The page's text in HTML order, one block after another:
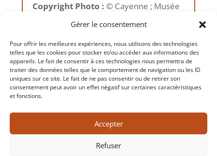
Gérer le consentement
Pour offrir les meilleures expériences, nous utilisons des technologies
telles que les cookies pour stocker et/ou accéder aux informations des
appareils. Le fait de consentir à ces technologies nous permettra de
traiter des données telles que le comportement de navigation ou les ID
uniques sur ce site. Le fait de ne pas consentir ou de retirer son
consentement peut avoir un effet négatif sur certaines caractéristiques
et fonctions.
Accepter
Refuser
Copyright Photo : © Cayenne ; Musée
←Précédent Suivant→